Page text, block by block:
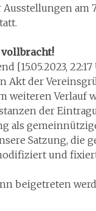
am
[15.05.2023,
Akt der
weiteren Verlauf
der
als
Satzung, die
und
beigetreten